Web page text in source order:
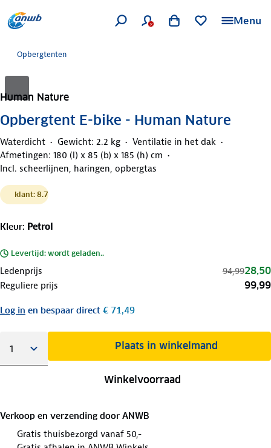
Menu
Opbergtenten
Human Nature
Opbergtent E-bike - Human Nature
Waterdicht Gewicht: 2.2 kg
Ventilatie in het dak
Afmetingen: 180 (l) x 85 (b) x 185 (h) cm
Incl. scheerlijnen, haringen, opbergtas
klant: 8.7
Kleur: Petrol
Levertijd: wordt geladen..
Ledenprijs 94,9928,50
Reguliere prijs 99,99
Log in en bespaar direct € 71,49
Plaats in winkelmand
Winkelvoorraad
Verkoop en verzending door ANWB
Gratis thuisbezorgd vanaf 50,-